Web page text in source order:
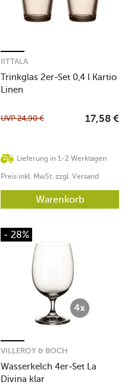
Trinkglas 2er-Set 0,4 l Kartio
Linen
IITTALA
Lieferung in 1-2 Werktagen
UVP24,90 € 17,58 €
Preis inkl. MwSt. zzgl. Versand
Warenkorb
- 28%
Wasserkelch 4er-Set La
Divina klar
VILLEROY & BOCH